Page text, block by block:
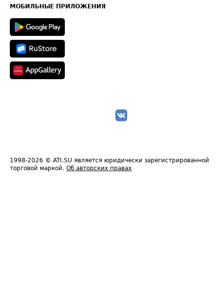
Техническая информация
МОБИЛЬНЫЕ ПРИЛОЖЕНИЯ
1998-2026 © ATI.SU является юридически зарегистрированной
торговой маркой. Об авторских правах